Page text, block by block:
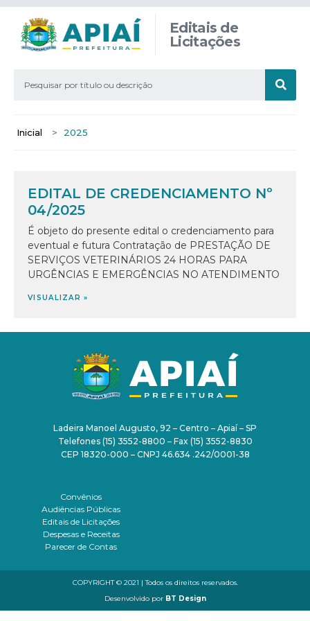
Editais de
Licitações
Inicial > 2025
EDITAL DE CREDENCIAMENTO Nº
04/2025
É objeto do presente edital o credenciamento para
eventual e futura Contratação de PRESTAÇÃO DE
SERVIÇOS VETERINÁRIOS 24 HORAS PARA
URGÊNCIAS E EMERGÊNCIAS NO ATENDIMENTO
VISUALIZAR »
Ladeira Manoel Augusto, 92 – Centro – Apiaí – SP
Telefones (15) 3552-8800 – Fax (15) 3552-8830
CEP 18320-000 – CNPJ 46.634 .242/0001-38
Convênios
Audiências Públicas
Editais de Licitações
Despesas e Receitas
Parecer de Contas
COPYRIGHT © 2021 | Todos os direitos reservados.
Desenvolvido por BT Design